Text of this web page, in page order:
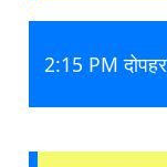
2:15 PM दोपहर